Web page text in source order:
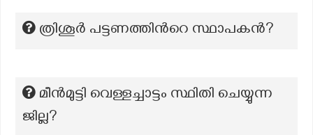
ത്രിശൂർ പട്ടണത്തിന്‍റെ സ്ഥാപകൻ?
മീൻമുട്ടി വെള്ളച്ചാട്ടം സ്ഥിതി ചെയ്യുന്ന
ജില്ല?